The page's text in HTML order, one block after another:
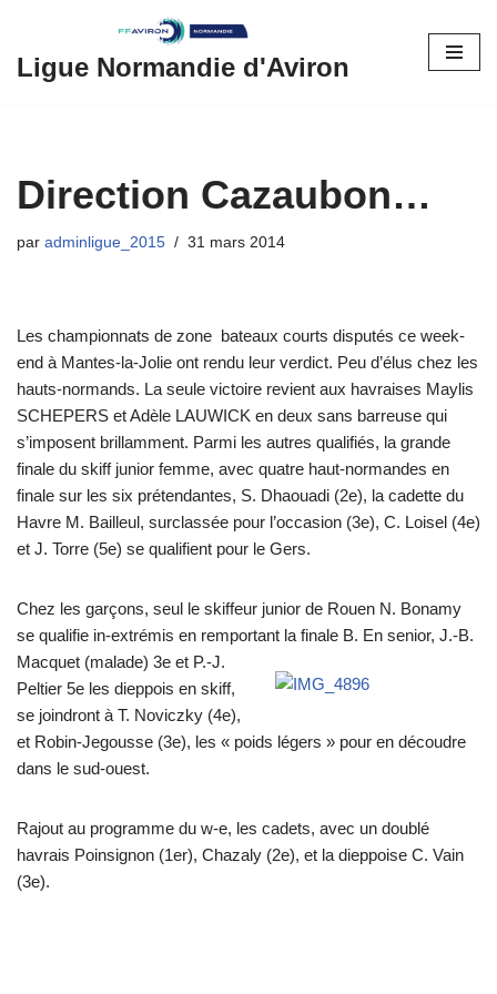
Aller
Ligue Normandie d'Aviron
Direction Cazaubon…
par adminligue_2015 31 mars 2014
Les championnats de zone bateaux courts disputés ce week-
end à Mantes-la-Jolie ont rendu leur verdict. Peu d’élus chez les
hauts-normands. La seule victoire revient aux havraises Maylis
SCHEPERS et Adèle LAUWICK en deux sans barreuse qui
s’imposent brillamment. Parmi les autres qualifiés, la grande
finale du skiff junior femme, avec quatre haut-normandes en
finale sur les six prétendantes, S. Dhaouadi (2e), la cadette du
Havre M. Bailleul, surclassée pour l’occasion (3e), C. Loisel (4e)
et J. Torre (5e) se qualifient pour le Gers.
Chez les garçons, seul le skiffeur junior de Rouen N. Bonamy
se qualifie in-extrémis en remportant la finale B. En senior, J.-B.
Macquet (malade) 3e et P.-J.
Peltier 5e les dieppois en skiff,
se joindront à T. Noviczky (4e),
et Robin-Jegousse (3e), les « poids légers » pour en découdre
dans le sud-ouest.
Rajout au programme du w-e, les cadets, avec un doublé
havrais Poinsignon (1er), Chazaly (2e), et la dieppoise C. Vain
(3e).